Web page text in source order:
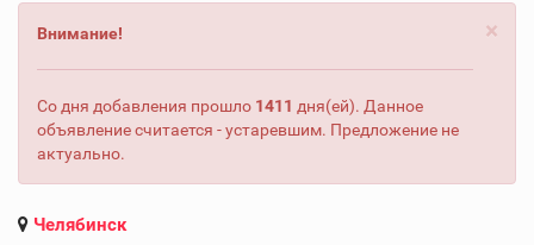
×
Внимание!
Со дня добавления прошло 1411 дня(ей). Данное
объявление считается - устаревшим. Предложение не
актуально.
Челябинск